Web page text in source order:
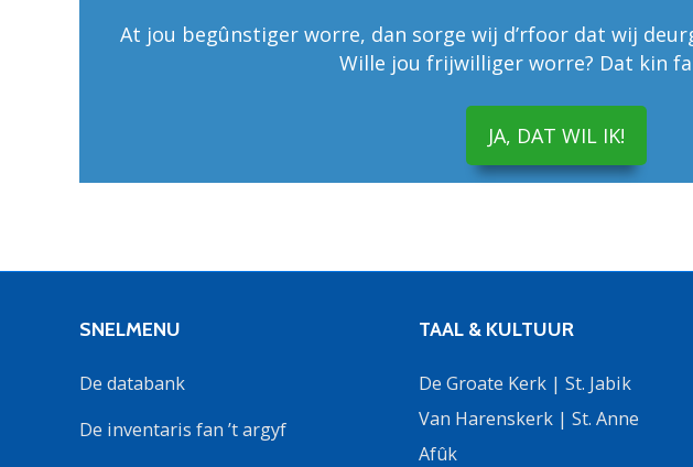
At jou begûnstiger worre, dan sorge wij d’rfoor dat wij
Wille jou frijwilliger worre? Dat kin
JA, DAT WIL IK!
SNELMENU
De databank
De inventaris fan ’t argyf
TAAL & KULTUUR
De Groate Kerk | St. Jabik
Van Harenskerk | St. Anne
Afûk